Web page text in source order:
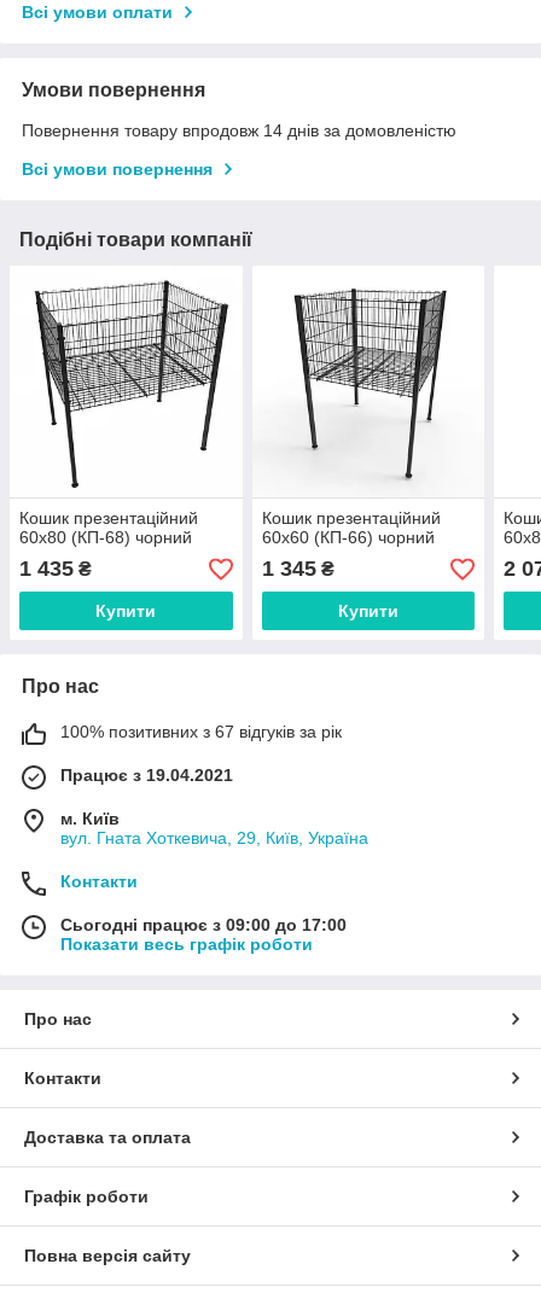
Всі умови оплати
Умови повернення
Повернення товару впродовж 14 днів за домовленістю
Всі умови повернення
Подібні товари компанії
Кошик презентаційний
60х80 (КП-68) чорний
1 435 ₴
Купити
Кошик презентаційний
60х60 (КП-66) чорний
1 345₴
Купити
2
Про нас
100% позитивних з 67 відгуків за рік
Працює з 19.04.2021
м. Київ
вул. Гната Хоткевича, 29, Київ, Україна
Контакти
Сьогодні працює з 09:00 до 17:00
Показати весь графік роботи
Про нас
Контакти
Доставка та оплата
Графік роботи
Повна версія сайту